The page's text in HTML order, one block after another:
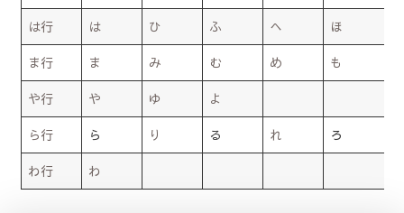
は行
は ひ ふ へ
ほ
ま行
ま み む め
も
や行
や ゆ
よ
ら行
ら り る れ
ろ
わ行
わ